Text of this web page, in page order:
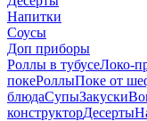
Напитки
Соусы
Доп приборы
Роллы в тубусеЛоко-
покеРоллыПоке от
блюдаСупыЗакуски
конструкторДесерты